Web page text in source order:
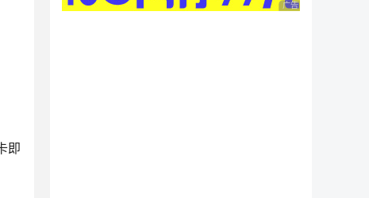
即
广告 商业广告，理性